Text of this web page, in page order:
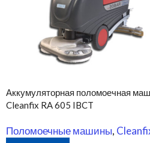
Аккумуляторная поломоечная
Cleanfix RA 605 IBCT
Поломоечные машины,